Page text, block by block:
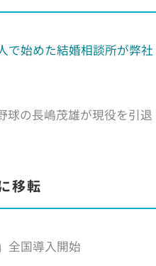
で始めた結婚相談所が弊社
球の長嶋茂雄が現役を引退
移転
全国導入開始